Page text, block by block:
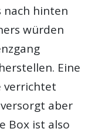
nach hinten
würden
Eine
verrichtet
aber
Box ist also